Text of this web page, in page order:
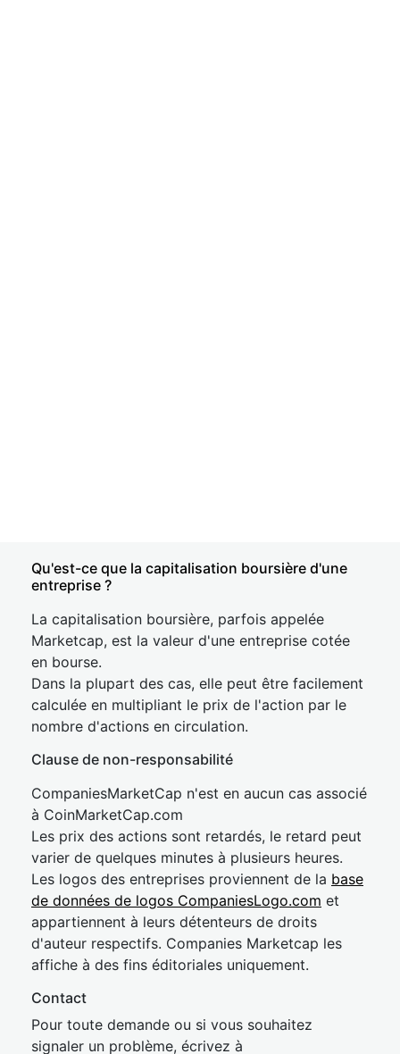
Qu'est-ce que la capitalisation boursière d'une
entreprise ?
La capitalisation boursière, parfois appelée
Marketcap, est la valeur d'une entreprise cotée
en bourse.
Dans la plupart des cas, elle peut être facilement
calculée en multipliant le prix de l'action par le
nombre d'actions en circulation.
Clause de non-responsabilité
CompaniesMarketCap n'est en aucun cas associé
à CoinMarketCap.com
Les prix des actions sont retardés, le retard peut
varier de quelques minutes à plusieurs heures.
Les logos des entreprises proviennent de la base
de données de logos CompaniesLogo.com et
appartiennent à leurs détenteurs de droits
d'auteur respectifs. Companies Marketcap les
affiche à des fins éditoriales uniquement.
Contact
Pour toute demande ou si vous souhaitez
signaler un problème, écrivez à